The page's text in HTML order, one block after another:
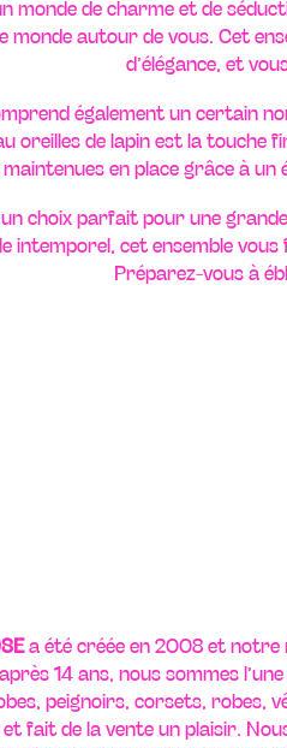
monde de charme et de
autour de vous. Cet
d’élégance, et
également un certain
oreilles de lapin est la
en place grâce à
choix parfait pour une
intemporel, cet ensemble
Préparez-vous à
a été créée en 2008 et notre
14 ans, nous sommes
peignoirs, corsets, robes,
fait de la vente un plaisir.